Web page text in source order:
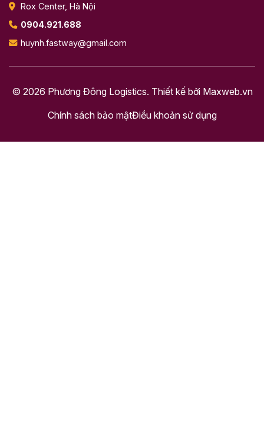
Rox Center, Hà Nội
0904.921.688
huynh.fastway@gmail.com
© 2026 Phương Đông Logistics. Thiết kế bởi Maxweb.vn
Chính sách bảo mậtĐiều khoản sử dụng